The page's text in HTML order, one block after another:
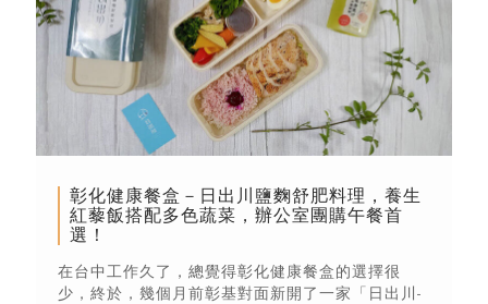
彰化健康餐盒－日出川鹽麴舒肥料理，養生
紅藜飯搭配多色蔬菜，辦公室團購午餐首
選！
在台中工作久了，總覺得彰化健康餐盒的選擇很
少，終於，幾個月前彰基對面新開了一家「日出川-